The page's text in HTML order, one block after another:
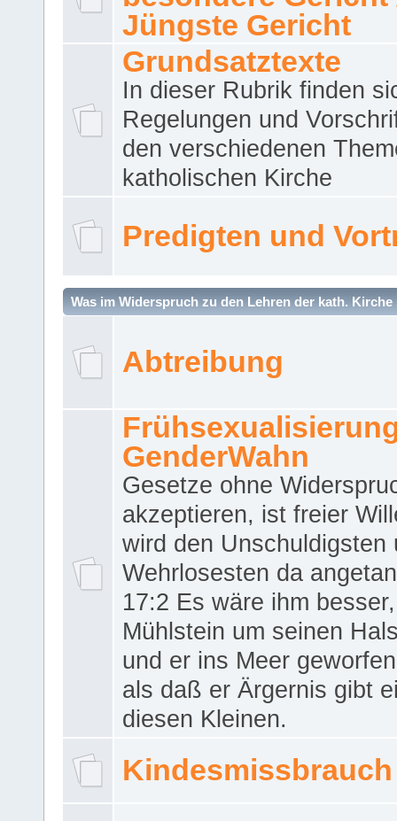
Jüngste Gericht
Grundsatztexte
In dieser Rubrik finden
Regelungen und
den verschiedenen
katholischen Kirche
Predigten und
Was im Widerspruch zu den Lehren der kath. Kirche
Abtreibung
GenderWahn
Gesetze ohne
akzeptieren, ist freier
wird den Unschuldigsten
Wehrlosesten da
17:2 Es wäre ihm
Mühlstein um seinen
und er ins Meer
als daß er Ärgernis gibt
diesen Kleinen.
Kindesmissbrauch